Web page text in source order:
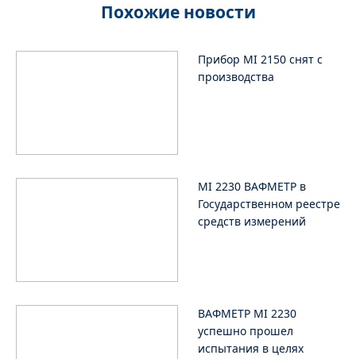
Похожие новости
Прибор MI 2150 снят с
производства
MI 2230 ВАФМЕТР в
Государственном реестре
средств измерений
ВАФМЕТР MI 2230
успешно прошел
испытания в целях